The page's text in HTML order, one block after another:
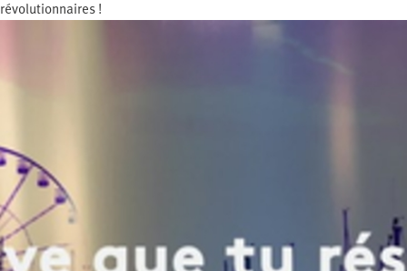
révolutionnaires !